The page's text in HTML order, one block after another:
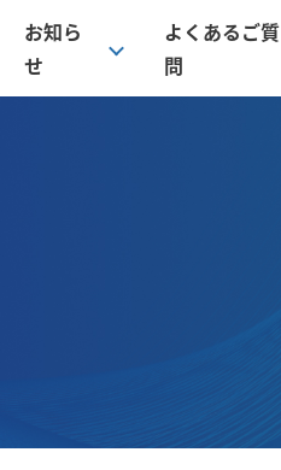
お知ら
せ
よくあるご質
問